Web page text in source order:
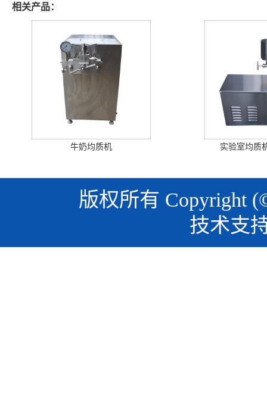
相关产品：
牛奶均质机 实验室均质
版权所有 Copyright
技术支